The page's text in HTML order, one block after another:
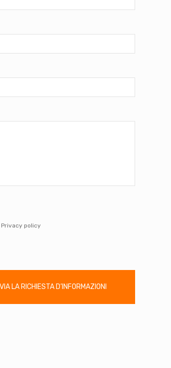
Privacy policy